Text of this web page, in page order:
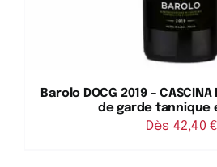
Barolo DOCG 2019 –
de garde tannique
Dès 42,40€